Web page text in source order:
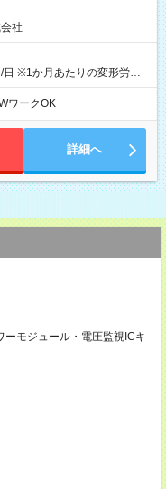
社
日 ※1か月あたりの変形労働
翌09:00（休憩2時間）
ワークOK
詳細へ
ーモジュール・電圧監視ICキ